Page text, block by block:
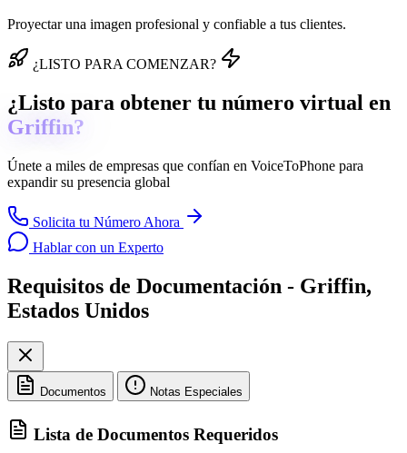
Proyectar una imagen profesional y confiable a tus clientes.
¿LISTO PARA COMENZAR?
¿Listo para obtener tu número virtual en
Griffin?
Únete a miles de empresas que confían en VoiceToPhone para
expandir su presencia global
Solicita tu Número Ahora
Hablar con un Experto
Requisitos de Documentación - Griffin,
Estados Unidos
Documentos Notas Especiales
Lista de Documentos Requeridos